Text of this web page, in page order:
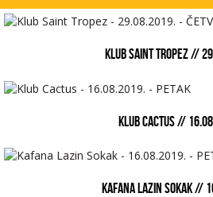
KLUB SAINT TROPEZ //
KLUB CACTUS //
KAFANA LAZIN SOKAK //